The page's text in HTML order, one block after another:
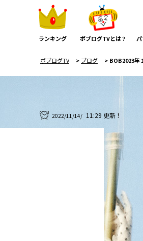
ランキング ボブログTVとは？
ボブログTV > ブログ > BOB2023
2022/11/14/ 11:29 更新！